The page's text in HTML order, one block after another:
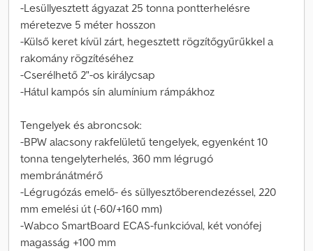
-Lesüllyesztett ágyazat 25 tonna pontterhelésre
méretezve 5 méter hosszon
-Külső keret kívül zárt, hegesztett rögzítőgyűrűkkel a
rakomány rögzítéséhez
-Cserélhető 2"-os királycsap
-Hátul kampós sín alumínium rámpákhoz
Tengelyek és abroncsok:
-BPW alacsony rakfelületű tengelyek, egyenként 10
tonna tengelyterhelés, 360 mm légrugó
membránátmérő
-Légrugózás emelő- és süllyesztőberendezéssel, 220
mm emelési út (-60/+160 mm)
-Wabco SmartBoard ECAS-funkcióval, két vonófej
magasság +100 mm